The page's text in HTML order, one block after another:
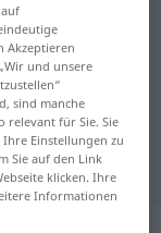
Akzeptieren
und unsere
sind manche
relevant für Sie. Sie
Einstellungen zu
Sie auf den Link
klicken. Ihre
Informationen